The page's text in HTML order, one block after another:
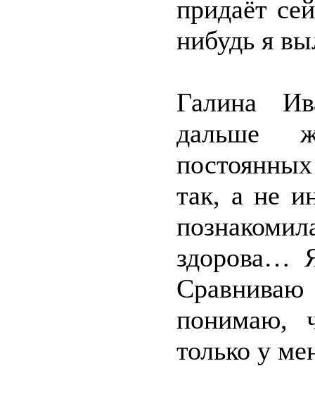
придаёт
нибудь я
Галина
дальше
так, а не
здорова…
понимаю,
только у